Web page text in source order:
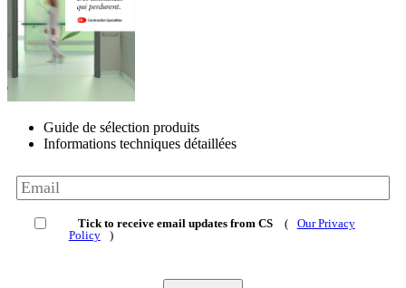
Guide de sélection produits
Informations techniques détaillées
Tick to receive email updates from CS (
Our Privacy
Policy
)